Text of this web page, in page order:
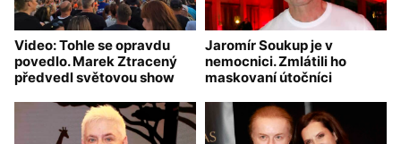
Video: Tohle se opravdu
povedlo. Marek Ztracený
předvedl světovou show
Jaromír Soukup je v
nemocnici. Zmlátili ho
maskovaní útočníci